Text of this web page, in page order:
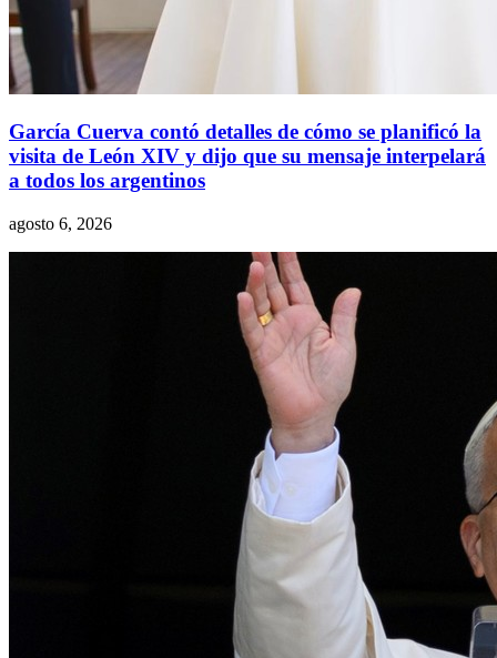
García Cuerva contó detalles de cómo se planificó la
visita de León XIV y dijo que su mensaje interpelará
a todos los argentinos
agosto 6, 2026